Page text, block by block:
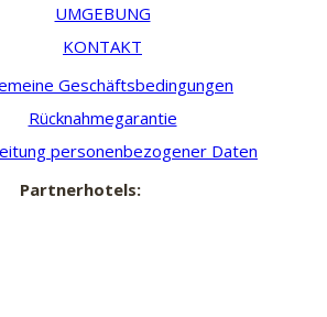
UMGEBUNG
KONTAKT
Geschäftsbedingungen
Rücknahmegarantie
personenbezogener Daten
Partnerhotels: